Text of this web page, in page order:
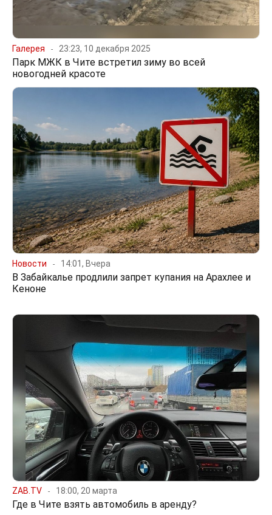
Галерея 23:23, 10 декабря 2025
Парк МЖК в Чите встретил зиму во всей
новогодней красоте
Новости 14:01, Вчера
В Забайкалье продлили запрет купания на Арахлее и
Кеноне
ZAB.TV 18:00, 20 марта
Где в Чите взять автомобиль в аренду?